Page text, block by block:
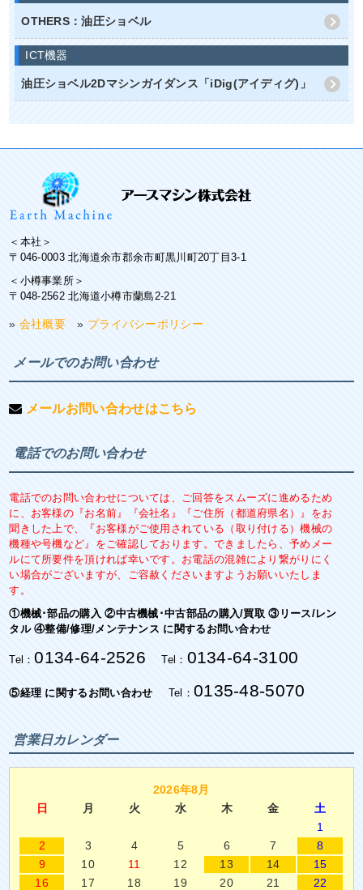
OTHERS：油圧ショベル
ICT機器
油圧ショベル2Dマシンガイダンス「iDig(アイディグ)」
＜本社＞
〒046-0003 北海道余市郡余市町黒川町20丁目3-1
＜小樽事業所＞
〒048-2562 北海道小樽市蘭島2-21
» 会社概要 » プライバシーポリシー
メールでのお問い合わせ
メールお問い合わせはこちら
電話でのお問い合わせ
電話でのお問い合わせについては、ご回答をスムーズに進めるため
に、お客様の『お名前』『会社名』『ご住所（都道府県名）』をお
聞きした上で、『お客様がご使用されている（取り付ける）機械の
機種や号機など』をご確認しております。できましたら、予めメー
ルにて所要件を頂ければ幸いです。お電話の混雑により繋がりにく
い場合がございますが、ご容赦くださいますようお願いいたしま
す。
①機械･部品の購入 ②中古機械･中古部品の購入/買取 ③リース/レン
タル ④整備/修理/メンテナンス に関するお問い合わせ
Tel：0134-64-2526 Tel： 0134-64-3100
⑤経理 に関するお問い合わせ Tel： 0135-48-5070
営業日カレンダー
2026年8月
日
月 火 水 木 金
土
1
2
3 4 5 6 7
8
9
10 11 12 13 14
15
16
17 18 19 20 21
22